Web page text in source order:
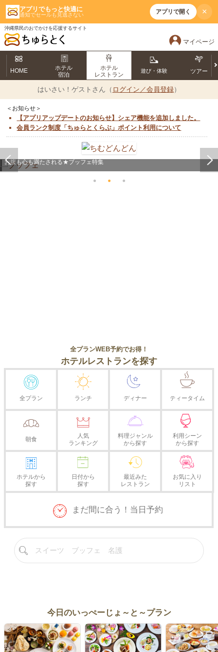
アプリでもっと快適に
通知でセールも見逃さない アプリで開く ×
沖縄県民のおでかけを応援するサイト
マイページ
HOME
ホテル
宿泊
ホテル
レストラン
遊び・体験 ツアー
はいさい！ ゲストさん（ ログイン／会員登録）
＜お知らせ＞
【アプリアップデートのお知らせ】シェア機能を追加しました。
会員ランク制度「ちゅらとくらぶ」ポイント利用について
お腹も心も満たされる★ブッフェ特集
全プランWEB予約でお得！
ホテルレストランを探す
全プラン ランチ ディナー ティータイム
朝食
人気
ランキング
料理ジャンル
から探す
利用シーン
から探す
ホテルから
探す
日付から
探す
最近みた
レストラン
お気に入り
リスト
まだ間に合う！当日予約
今日のいっぺーじょ～と～プラン